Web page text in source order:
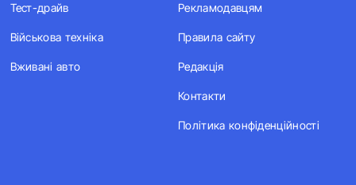
Тест-драйв
Військова техніка
Вживані авто
Рекламодавцям
Правила сайту
Редакція
Контакти
Політика конфіденційності